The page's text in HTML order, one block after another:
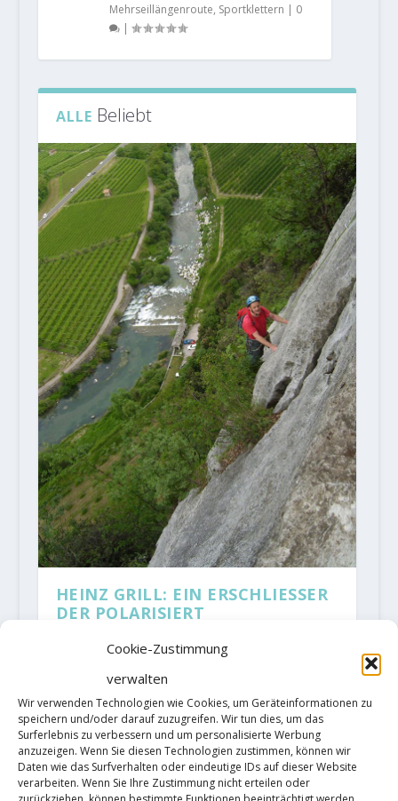
Cookie-Zustimmung
verwalten
Wir verwenden Technologien wie Cookies, um Geräteinformationen zu
speichern und/oder darauf zuzugreifen. Wir tun dies, um das
Surferlebnis zu verbessern und um personalisierte Werbung
anzuzeigen. Wenn Sie diesen Technologien zustimmen, können wir
Daten wie das Surfverhalten oder eindeutige IDs auf dieser Website
verarbeiten. Wenn Sie Ihre Zustimmung nicht erteilen oder
Mehrseillängenroute, Sportklettern | 0
|
ALLE Beliebt
HEINZ GRILL: EIN ERSCHLIESSER
DER POLARISIERT
Mehrseillängenroute|12 |
Heinz Grill hat Nerven aus Stahl.
Als junger Kletterer strapazierte
er sie bei Free-Solo-Touren, die
manche Wieder-holer noch heute